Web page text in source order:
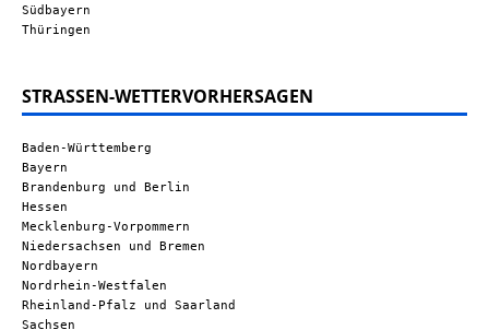
Südbayern
Thüringen
STRASSEN-WETTERVORHERSAGEN
Baden-Württemberg
Bayern
Brandenburg und Berlin
Hessen
Mecklenburg-Vorpommern
Niedersachsen und Bremen
Nordbayern
Nordrhein-Westfalen
Rheinland-Pfalz und Saarland
Sachsen